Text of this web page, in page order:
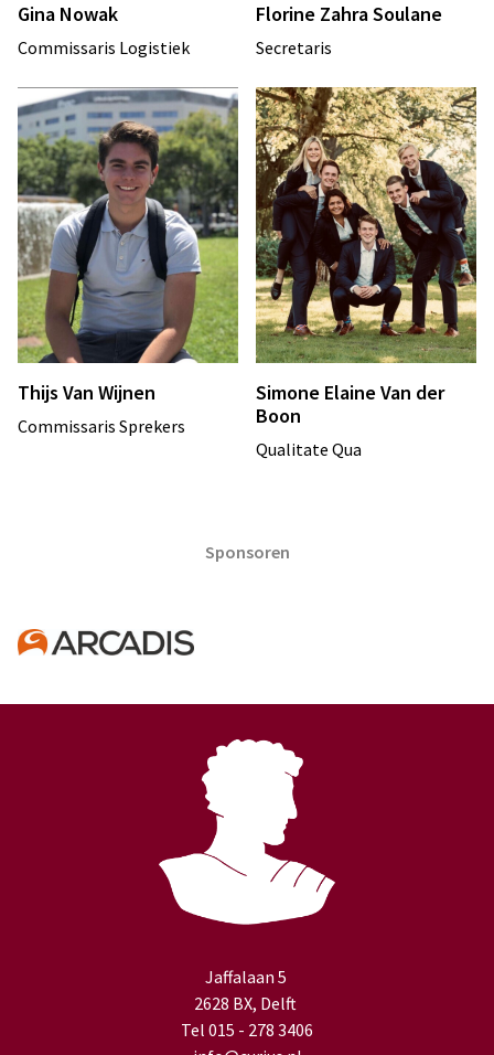
Gina Nowak
Commissaris Logistiek
Florine Zahra Soulane
Secretaris
Thijs Van Wijnen
Commissaris Sprekers
Simone Elaine Van der
Boon
Qualitate Qua
Sponsoren
Jaffalaan 5
2628 BX, Delft
Tel 015 - 278 3406